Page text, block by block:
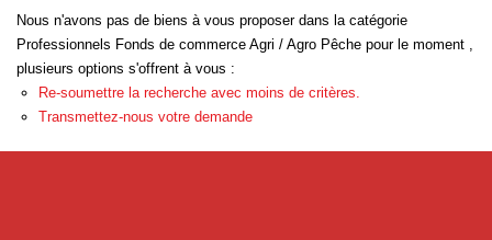
NOS AGENCES
Toutes Les Agences
Nous Rejoindre
Nous n'avons pas de biens à vous proposer dans la catégorie
Professionnels Fonds de commerce Agri / Agro Pêche pour le moment ,
plusieurs options s'offrent à vous :
Re-soumettre la recherche avec moins de critères.
Transmettez-nous votre demande